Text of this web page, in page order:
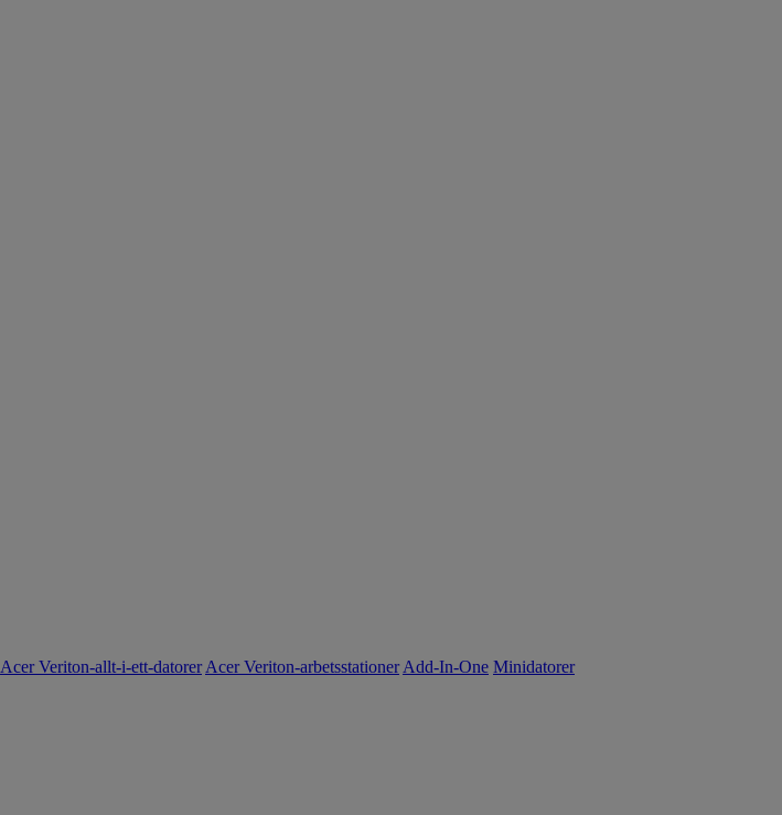
Acer Veriton-allt-i-ett-datorer Acer Veriton-arbetsstationer Add-In-One Minidatorer